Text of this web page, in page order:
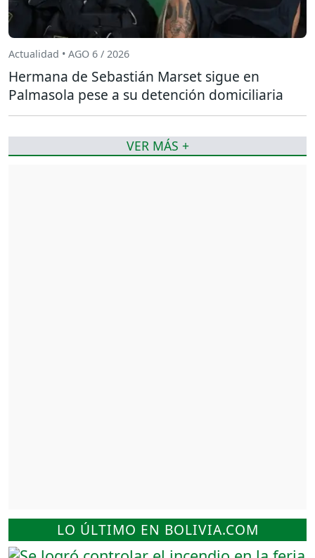
LO ÚLTIMO EN BOLIVIA.COM
Actualidad • AGO 6 / 2026
Hermana de Sebastián Marset sigue en
Palmasola pese a su detención domiciliaria
VER MÁS +